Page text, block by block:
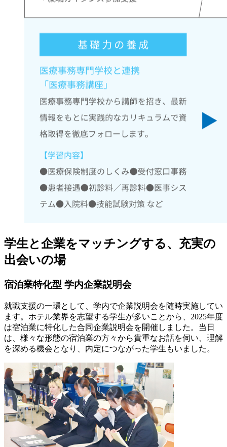
学生と企業をマッチングする、充実の
出会いの場
宿泊業特化型 学内企業説明会
就職支援の一環として、学内で企業説明会を随時実施してい
ます。ホテル業界を志望する学生が多いことから、2025年度
は宿泊業に特化した合同企業説明会を開催しました。当日
は、様々な形態の宿泊業の方々から貴重なお話を伺い、理解
を深める機会となり、内定につながった学生もいました。